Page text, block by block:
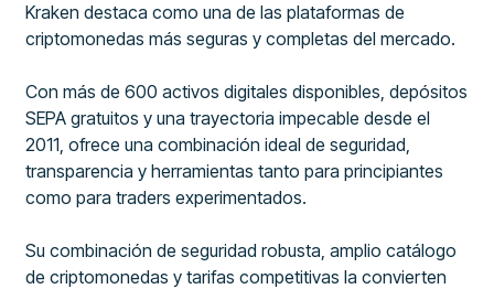
Kraken destaca como una de las plataformas de
criptomonedas más seguras y completas del mercado.
Con más de 600 activos digitales disponibles, depósitos
SEPA gratuitos y una trayectoria impecable desde el
2011, ofrece una combinación ideal de seguridad,
transparencia y herramientas tanto para principiantes
como para traders experimentados.
Su combinación de seguridad robusta, amplio catálogo
de criptomonedas y tarifas competitivas la convierten